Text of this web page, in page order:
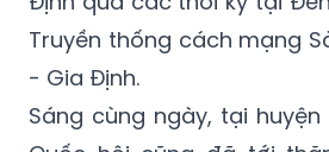
- Gia Định.
Sáng cùng ngày, tại
Quốc hội cũng đã tới
Việt Nam Anh hùng Kiều